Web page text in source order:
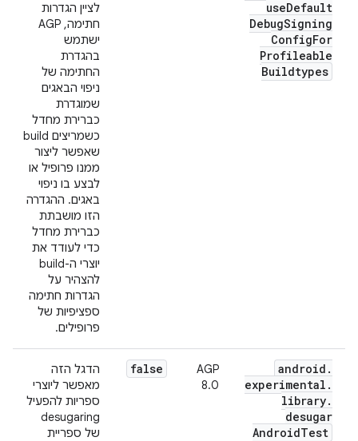
useDefault
DebugSigning
ConfigFor
Profileable
Buildtypes
לציין הגדרות
חתימה, AGP
ישתמש
בהגדרת
החתימה של
ניפוי הבאגים
שמוגדרת
כברירת מחדל
כשמריצים build
שאפשר ליצור
ממנו פרופיל או
לבצע בו ניפוי
באגים. ההגדרה
הזו מושבתת
כברירת מחדל
כדי לעודד את
יוצרי ה-build
להצהיר על
הגדרות חתימה
ספציפיות של
פרופילים.
android .
experimental .
library.
desugar
AndroidTest
AGP
8.0
false
הדגל הזה
מאפשר ליוצרי
ספריות להפעיל
desugaring
של ספריית